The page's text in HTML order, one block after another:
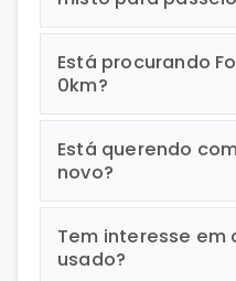
Está procurando
0km?
Está querendo
novo?
Tem interesse em
usado?